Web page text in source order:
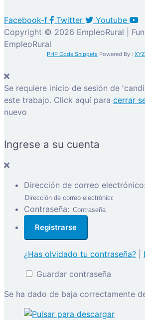
Facebook-f Twitter
Youtube
Copyright © 2026 EmpleoRural |
EmpleoRural
PHP Code Snippets Powered By :
Se requiere inicio de sesión de
este trabajo. Click aquí para cerrar
nuevo
Ingrese a su cuenta
Dirección de correo electrónico:
Contraseña:
¿Has olvidado tu contraseña?
Guardar contraseña
Se ha dado de baja correctamente